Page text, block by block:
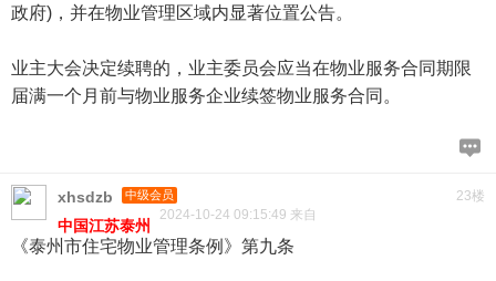
政府)，并在物业管理区域内显著位置公告。
业主大会决定续聘的，业主委员会应当在物业服务合同期限
届满一个月前与物业服务企业续签物业服务合同。
23楼
xhsdzb 中级会员
2024-10-24 09:15:49 来自
中国江苏泰州
《泰州市住宅物业管理条例》第九条